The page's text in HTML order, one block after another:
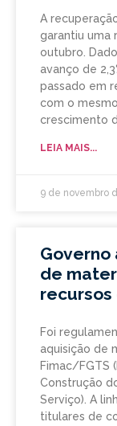
A
garantiu uma
outubro.
avanço de
passado em
com o
crescimento
LEIA MAIS...
9 de novembro
Governo
de
recursos
Foi
aquisição de
Fimac/FGTS
Construção
Serviço). A
titulares de